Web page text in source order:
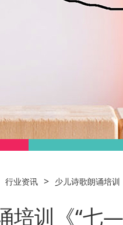
行业资讯 > 少儿诗歌朗诵培训
培训《“七